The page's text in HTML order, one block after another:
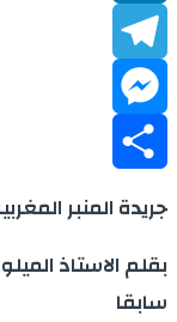
LinkedIn
Telegram
Messenger
Share
جريدة المنبر
بقلم الاستاذ
سابقا